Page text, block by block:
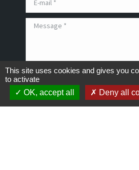
notrepolitique de
* Champs
This site uses cookies and gives you
to activate
OK, accept all
Deny all